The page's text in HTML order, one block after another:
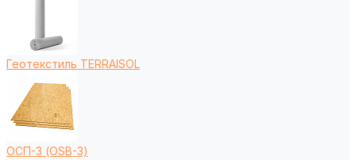
Геотекстиль TERRAISOL
ОСП-3 (OSB-3)